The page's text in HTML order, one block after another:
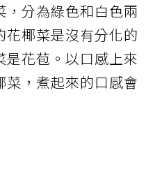
分為綠色和白色兩
椰菜是沒有分化的
花苞。以口感上來
，煮起來的口感會